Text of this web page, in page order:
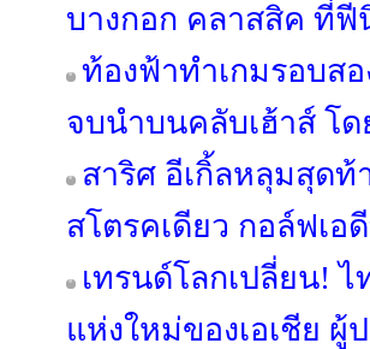
บางกอก คลาสสิค ที่ฟี
ท้องฟ้าทำเกมรอบส
จบนำบนคลับเฮ้าส์ โ
สาริศ อีเกิ้ลหลุมสุดท้
สโตรคเดียว กอล์ฟเ
เทรนด์โลกเปลี่ยน! ไ
แห่งใหม่ของเอเชีย ผู้